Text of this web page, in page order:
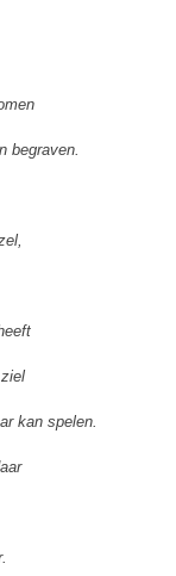
begraven.
kan spelen.